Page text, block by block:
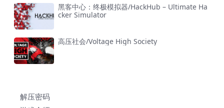
黑客中心：终极模拟器/HackHub – Ultimate Ha
cker Simulator
高压社会/Voltage High Society
解压密码